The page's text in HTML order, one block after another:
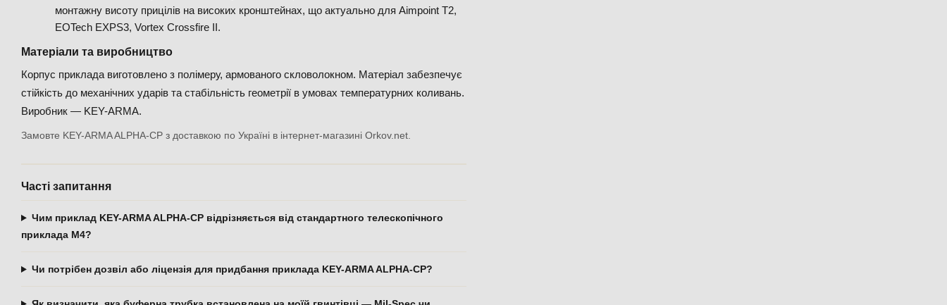
монтажну висоту прицілів на високих кронштейнах, що актуально для Aimpoint T2,
EOTech EXPS3, Vortex Crossfire II.
Матеріали та виробництво
Корпус приклада виготовлено з полімеру, армованого скловолокном. Матеріал забезпечує
стійкість до механічних ударів та стабільність геометрії в умовах температурних коливань.
Виробник — KEY-ARMA.
Замовте KEY-ARMA ALPHA-CP з доставкою по Україні в інтернет-магазині Orkov.net.
Часті запитання
Чим приклад KEY-ARMA ALPHA-CP відрізняється від стандартного телескопічного
приклада M4?
Чи потрібен дозвіл або ліцензія для придбання приклада KEY-ARMA ALPHA-CP?